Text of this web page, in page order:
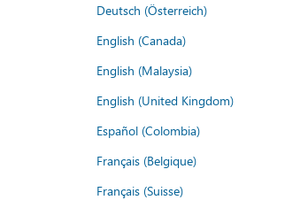
Deutsch (Österreich)
English (Canada)
English (Malaysia)
English (United Kingdom)
Español (Colombia)
Français (Belgique)
Français (Suisse)